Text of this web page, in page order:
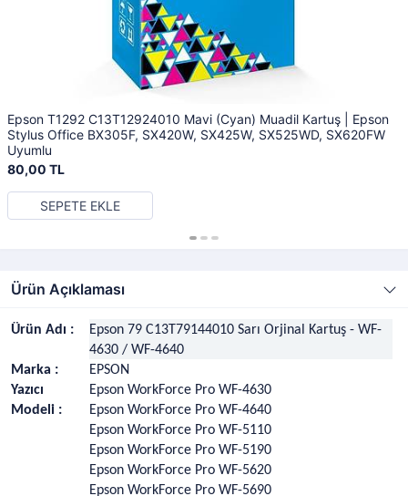
Epson T1292 C13T12924010 Mavi (Cyan) Muadil Kartuş | Epson
Stylus Office BX305F, SX420W, SX425W, SX525WD, SX620FW
Uyumlu
80,00 TL
SEPETE EKLE
Ürün Açıklaması
Ürün Adı :
Epson 79 C13T79144010 Sarı Orjinal Kartuş - WF-
4630 / WF-4640
Marka :
EPSON
Yazıcı
Modeli :
Epson WorkForce Pro WF-4630
Epson WorkForce Pro WF-4640
Epson WorkForce Pro WF-5110
Epson WorkForce Pro WF-5190
Epson WorkForce Pro WF-5620
Epson WorkForce Pro WF-5690